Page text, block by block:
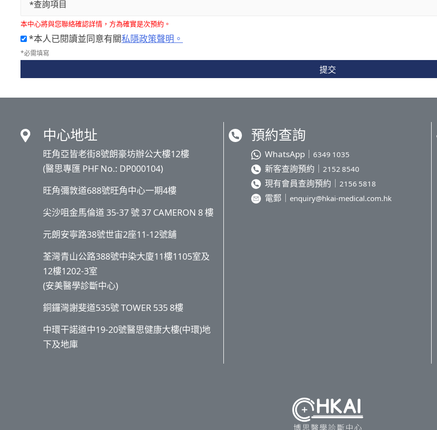
*查詢項目
本中心將與您聯絡確認詳情，方為確實是次預約。
*本人已閱讀並同意有關私隱政策聲明。
*必需填寫
提交
中心地址
旺角亞皆老街8號朗豪坊辦公大樓12樓
(醫思專匯 PHF No.: DP000104)
旺角彌敦道688號旺角中心一期4樓
尖沙咀金馬倫道 35-37 號 37 CAMERON 8 樓
元朗安寧路38號世宙2座11-12號舖
荃灣青山公路388號中染大廈11樓1105室及
12樓1202-3室
(安美醫學診斷中心)
銅鑼灣謝斐道535號 TOWER 535 8樓
中環干諾道中19-20號醫思健康大樓(中環)地
下及地庫
預約查詢
WhatsApp｜ 6349 1035
新客查詢預約｜ 2152 8540
現有會員查詢預約｜ 2156 5818
電郵｜ enquiry@hkai-medical.com.hk